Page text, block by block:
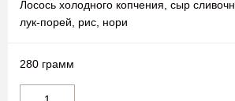
Лосось холодного копчения, сыр
лук-порей, рис, нори
280 грамм